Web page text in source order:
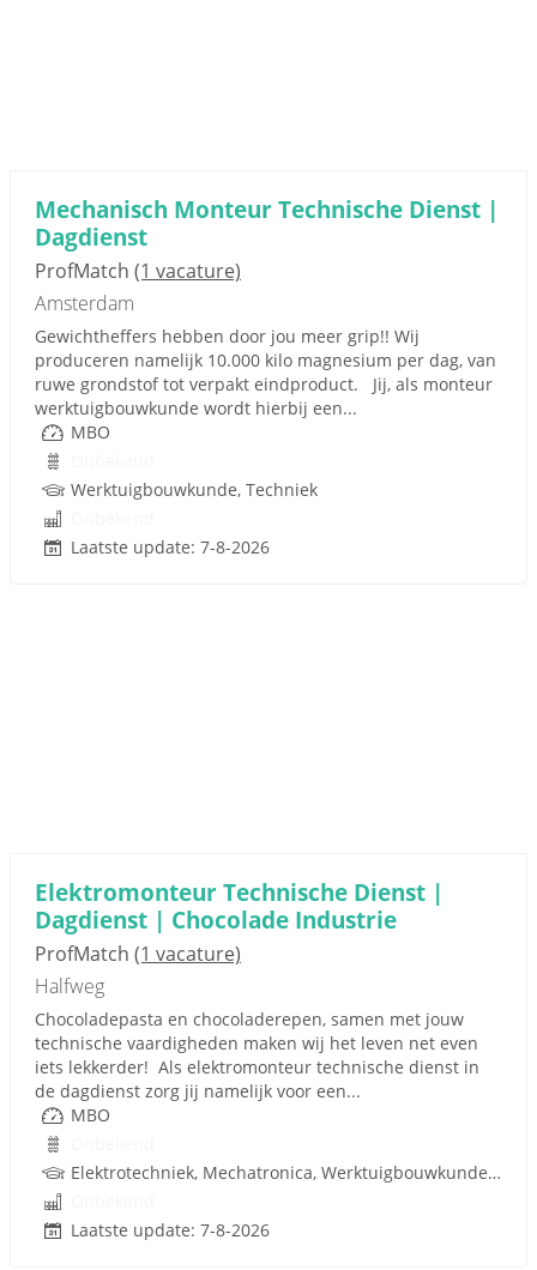
Mechanisch Monteur Technische Dienst |
Dagdienst
ProfMatch (1 vacature)
Amsterdam
Gewichtheffers hebben door jou meer grip!! Wij
produceren namelijk 10.000 kilo magnesium per dag, van
ruwe grondstof tot verpakt eindproduct. Jij, als monteur
werktuigbouwkunde wordt hierbij een...
MBO
Werktuigbouwkunde, Techniek
Laatste update: 7-8-2026
Elektromonteur Technische Dienst |
Dagdienst | Chocolade Industrie
ProfMatch (1 vacature)
Halfweg
Chocoladepasta en chocoladerepen, samen met jouw
technische vaardigheden maken wij het leven net even
iets lekkerder! Als elektromonteur technische dienst in
de dagdienst zorg jij namelijk voor een...
MBO
Elektrotechniek, Mechatronica, Werktuigbouwkunde, Besturingstechniek, Techniek
Laatste update: 7-8-2026